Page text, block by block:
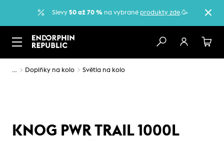
Slevy 50 až 70 % na vybrané produkty zde.🥳
… Doplňky na kolo Světla na kolo
KNOG PWR TRAIL 1000L